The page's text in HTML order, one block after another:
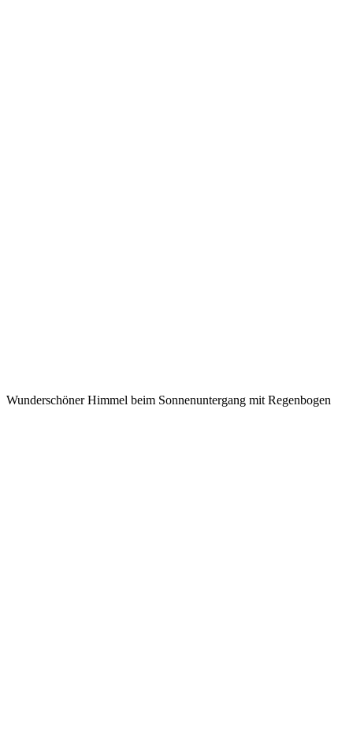
Wunderschöner Himmel beim Sonnenuntergang mit Regenbogen